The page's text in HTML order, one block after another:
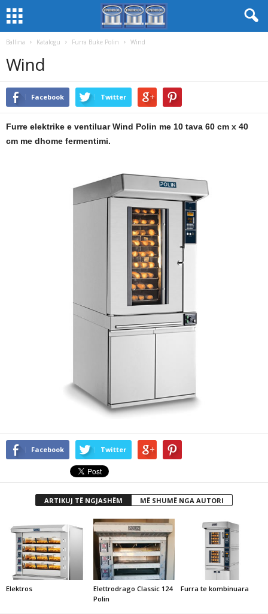
Ballina Katalogu Furra Buke Polin Wind
Wind
Facebook Twitter
Furre elektrike e ventiluar Wind Polin me 10 tava 60 cm x 40
cm me dhome fermentimi.
Facebook Twitter
ARTIKUJ TË NGJASHËM MË SHUMË NGA AUTORI
Elektros
Elettrodrago Classic 124
Polin
Furra te kombinuara